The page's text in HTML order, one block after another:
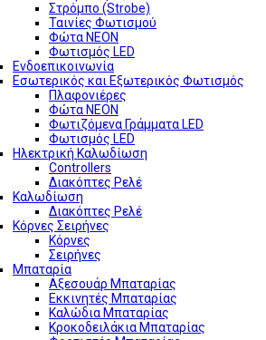
Στρόμπο (Strobe)
Ταινίες Φωτισμού
Φώτα NEON
Φωτισμός LED
Ενδοεπικοινωνία
Εσωτερικός και Εξωτερικός Φωτισμός
Πλαφονιέρες
Φώτα NEON
Φωτιζόμενα Γράμματα LED
Φωτισμός LED
Ηλεκτρική Καλωδίωση
Controllers
Διακόπτες Ρελέ
Καλωδίωση
Διακόπτες Ρελέ
Κόρνες Σειρήνες
Κόρνες
Σειρήνες
Μπαταρία
Αξεσουάρ Μπαταρίας
Εκκινητές Μπαταρίας
Καλώδια Μπαταρίας
Κροκοδειλάκια Μπαταρίας